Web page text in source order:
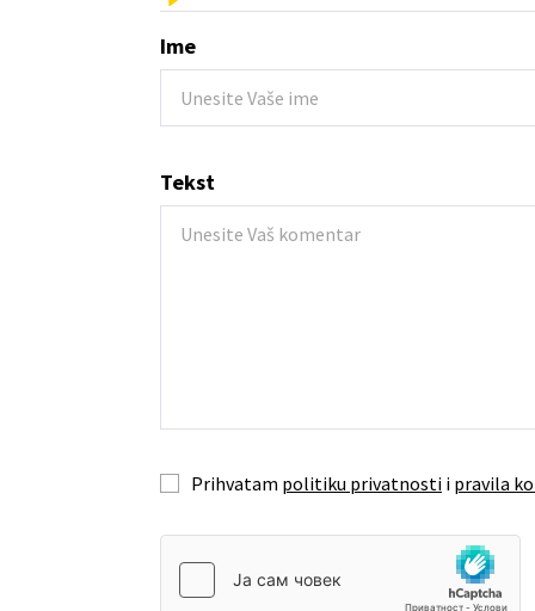
Ime
Tekst
Prihvatam politiku privatnosti i pravila